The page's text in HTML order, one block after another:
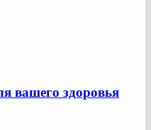
вашего здоровья